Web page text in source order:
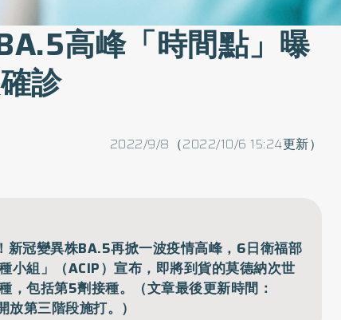
高峰「時間點」曝
診
2022/9/8（2022/10/6 15:24更新）
新冠變異株BA.5再掀一波疫情高峰，6日衛福部
小組」（ACIP）宣布，即將到貨的莫德納次世
，包括第5劑接種。（文章最後更新時間：
第三階段施打。）